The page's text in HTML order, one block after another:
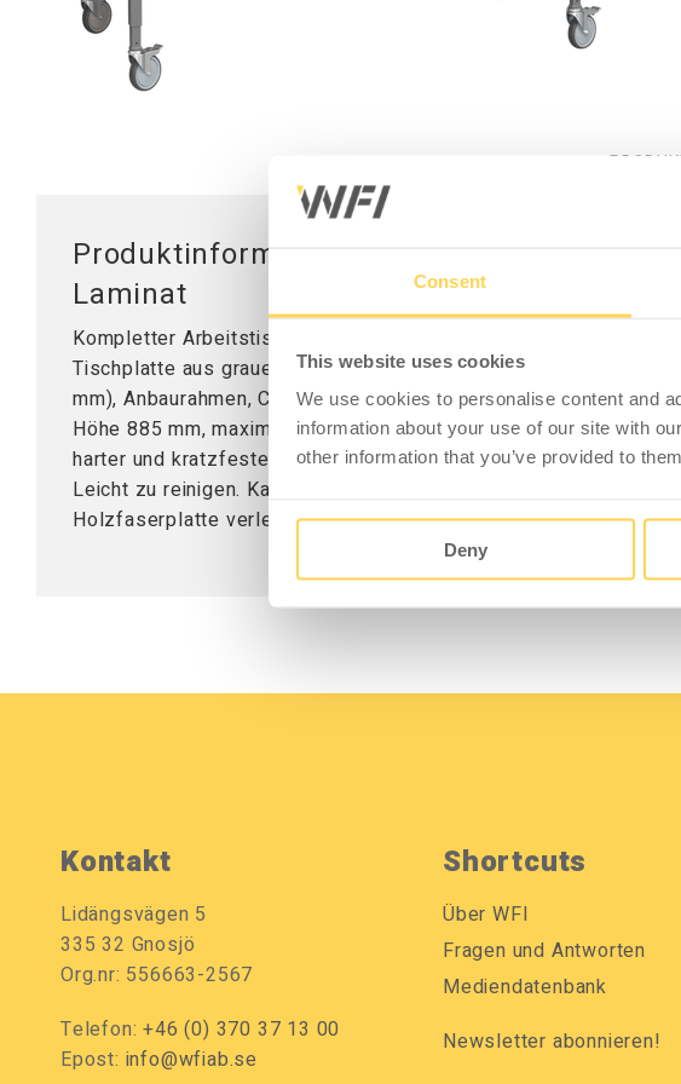
Consent
This website uses cookies
We use cookies to personalise content and
information about your use of our site with
other information that you’ve provided to
Deny
Mobile Arbeitsstationen
Tischplatten
Tischständer
Produktinformation - Arbeitstisch LD 300
Laminat
Kompletter Arbeitstisch mit zwei manuell justierbaren
Tischplatte aus grauem Laminat (1600x800x24 mm), einem
mm), Anbaurahmen, C-Profil und Rollensatz. Maximale
Höhe 885 mm, maximale Höhe 1135 mm. Tischplatte aus
harter und kratzfester Oberfläche mit hoher
Leicht zu reinigen. Kante in grau ABS. Die Tischplatte hat einen
Holzfaserplatte verleimt.
Kontakt
Lidängsvägen 5
335 32 Gnosjö
Org.nr: 556663-2567
Telefon:+46 (0) 370 37 13 00
Epost: info@wfiab.se
Shortcuts
Über WFI
Fragen und Antworten
Mediendatenbank
Newsletter abonnieren!